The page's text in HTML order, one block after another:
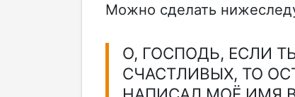
Можно сделать
О, ГОСПОДЬ, ЕСЛИ
СЧАСТЛИВЫХ, ТО